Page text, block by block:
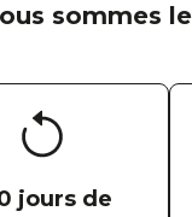
sommes
jours de